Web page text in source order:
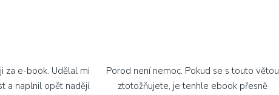
za e-book. Udělal mi
a naplnil opět nadějí.
Porod není nemoc. Pokud se s touto větou
ztotožňujete, je tenhle ebook přesně